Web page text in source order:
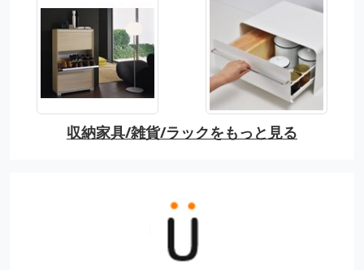
収納家具/雑貨/ラックをもっと見る